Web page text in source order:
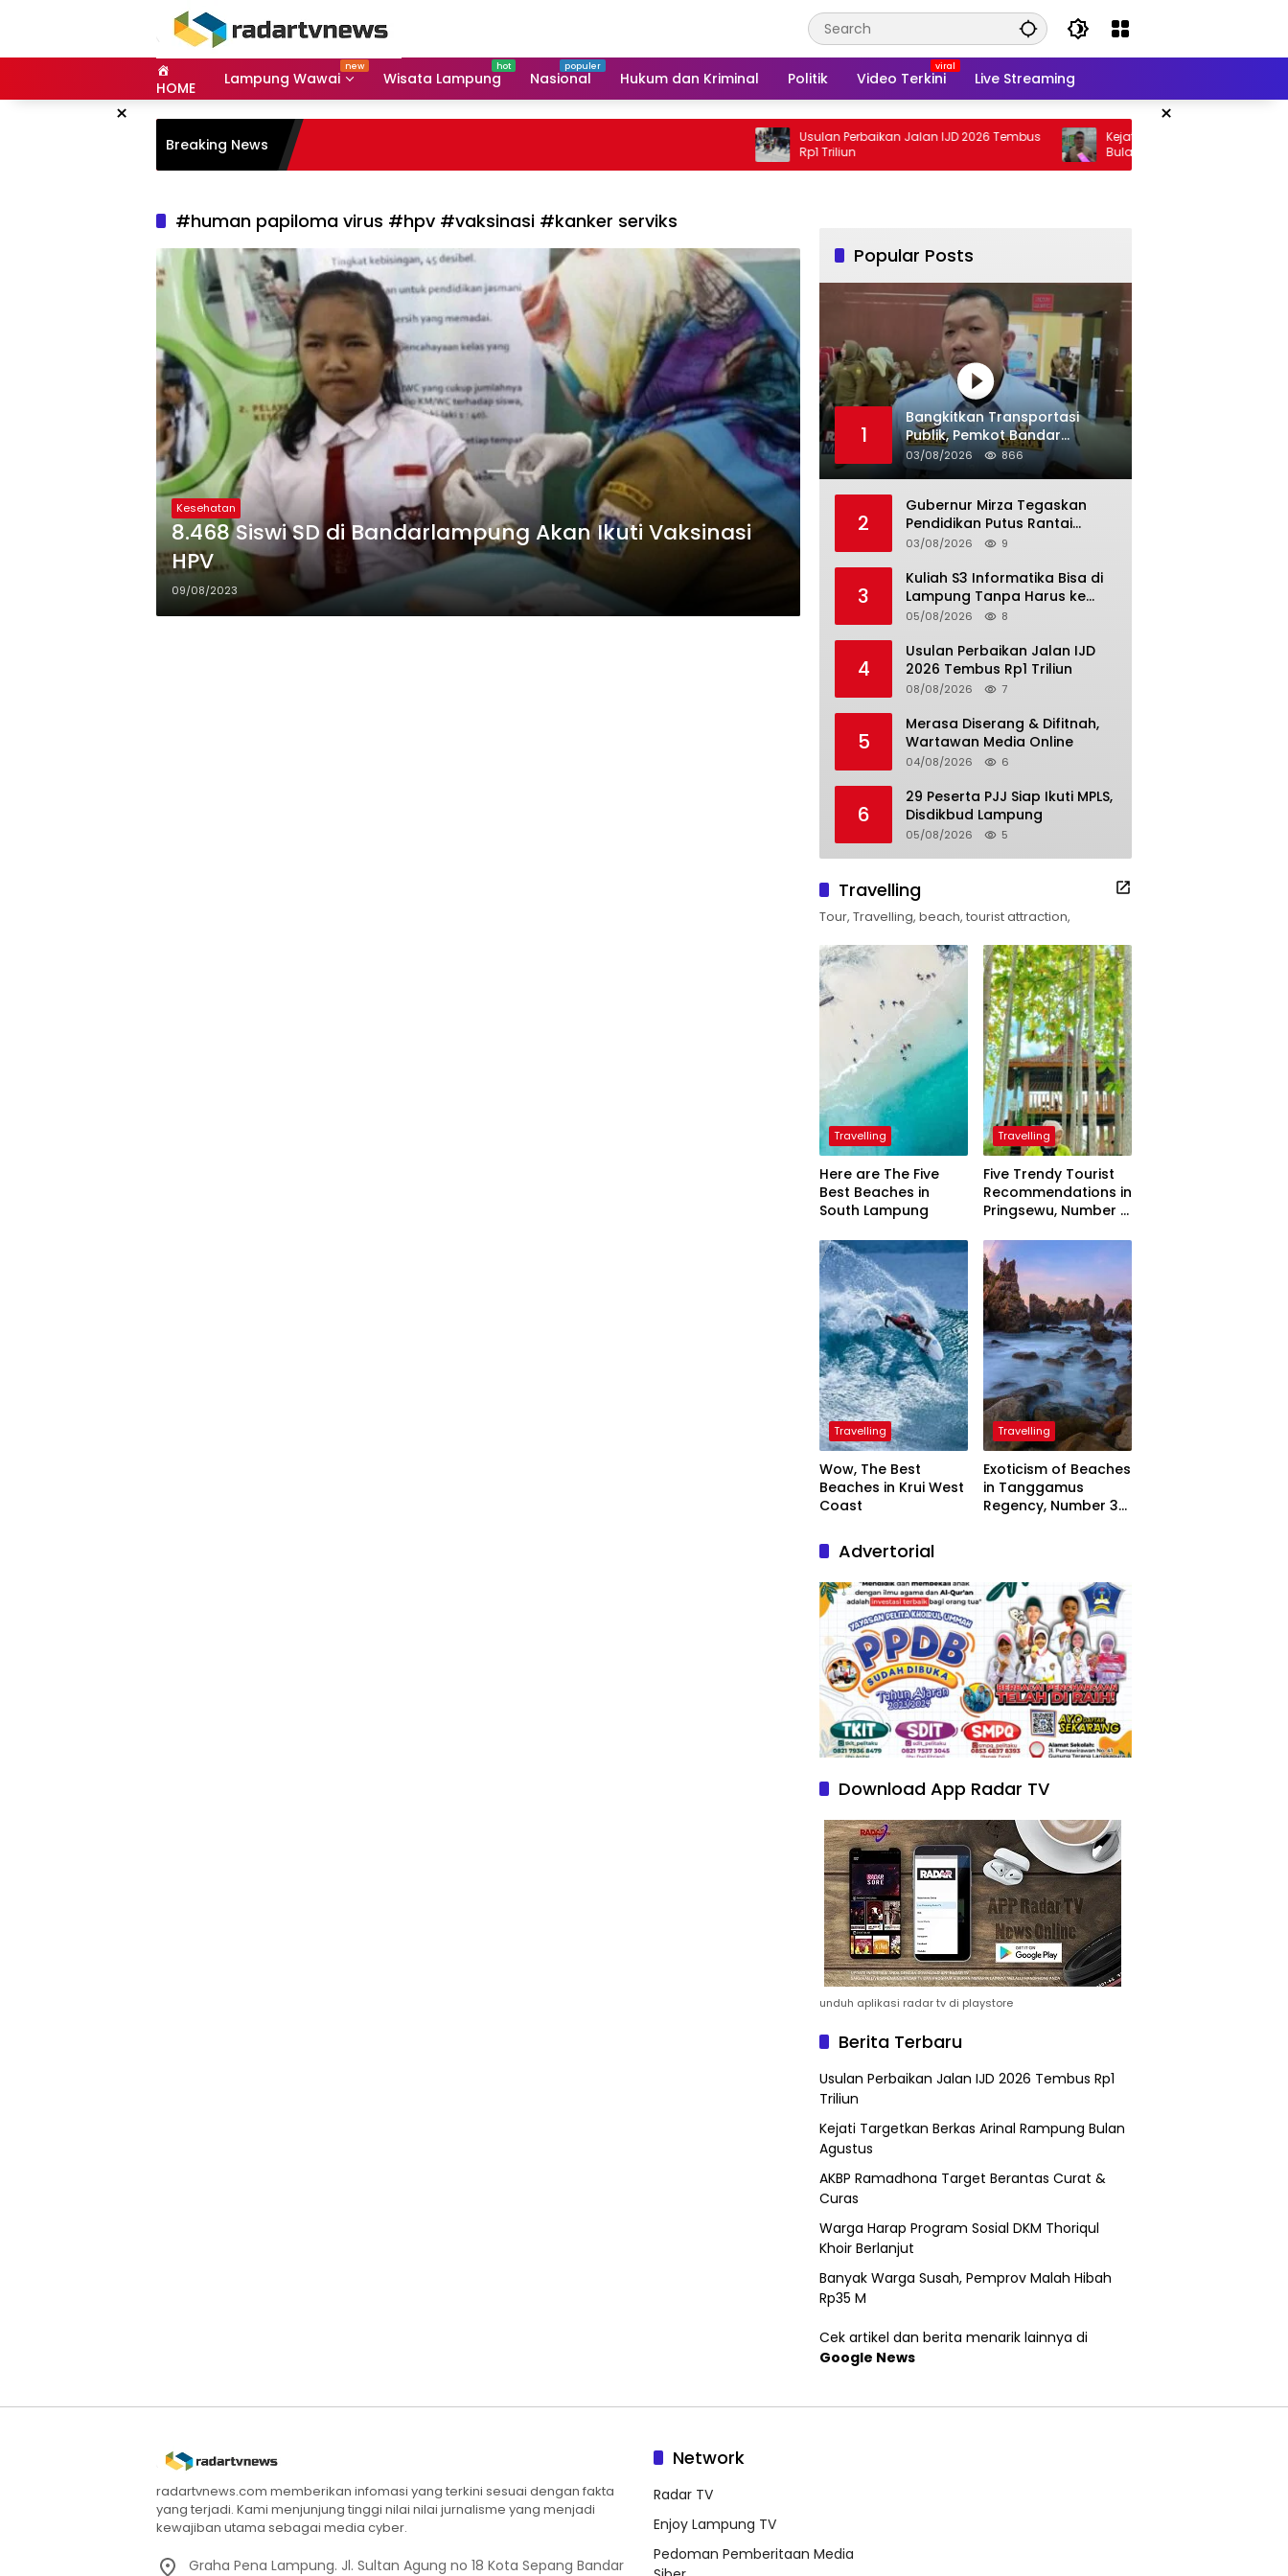
HOME Lampung Wawai Wisata Lampung Nasional Hukum dan Kriminal Politik Video Terkini Live Streaming
× ×
Breaking News
Usulan Perbaikan Jalan IJD 2026 Tembus
Rp1 Triliun
Kejati Targetkan Berkas Arinal Rampung
Bulan Agustus
#human papiloma virus #hpv #vaksinasi #kanker serviks
Kesehatan
8.468 Siswi SD di Bandarlampung Akan Ikuti Vaksinasi
HPV
09/08/2023
Popular Posts
1
Bangkitkan Transportasi
Publik, Pemkot Bandar
Lampung Uji Coba Bus Umum
03/08/2026 866
2
Gubernur Mirza Tegaskan
Pendidikan Putus Rantai
Kemiskinan
03/08/2026 9
3
Kuliah S3 Informatika Bisa di
Lampung Tanpa Harus ke
Luar Daerah
05/08/2026 8
4
Usulan Perbaikan Jalan IJD
2026 Tembus Rp1 Triliun
08/08/2026 7
5
Merasa Diserang & Difitnah,
Wartawan Media Online
04/08/2026 6
6
29 Peserta PJJ Siap Ikuti MPLS,
Disdikbud Lampung
05/08/2026 5
Travelling
Tour, Travelling, beach, tourist attraction,
Travelling
Here are The Five
Best Beaches in
South Lampung
Travelling
Five Trendy Tourist
Recommendations in
Pringsewu, Number 3
President
Travelling
Wow, The Best
Beaches in Krui West
Coast
Travelling
Exoticism of Beaches
in Tanggamus
Regency, Number 3
Advertorial
Download App Radar TV
unduh aplikasi radar tv di playstore
Berita Terbaru
Usulan Perbaikan Jalan IJD 2026 Tembus Rp1
Triliun
Kejati Targetkan Berkas Arinal Rampung Bulan
Agustus
AKBP Ramadhona Target Berantas Curat &
Curas
Warga Harap Program Sosial DKM Thoriqul
Khoir Berlanjut
Banyak Warga Susah, Pemprov Malah Hibah
Rp35 M
Cek artikel dan berita menarik lainnya di
Google News
radartvnews.com memberikan infomasi yang terkini sesuai dengan fakta
yang terjadi. Kami menjunjung tinggi nilai nilai jurnalisme yang menjadi
kewajiban utama sebagai media cyber.
Graha Pena Lampung. Jl. Sultan Agung no 18 Kota Sepang Bandar
Network
Radar TV
Enjoy Lampung TV
Pedoman Pemberitaan Media